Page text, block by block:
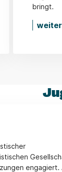
bringt.
engagiert.